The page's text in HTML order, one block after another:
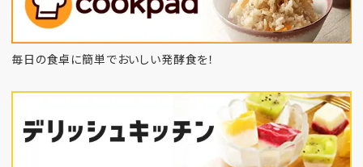
毎日の食卓に簡単でおいしい発酵食を！